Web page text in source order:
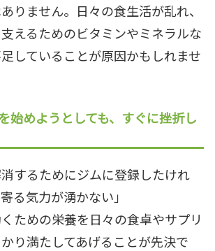
りません。日々の食生活が乱れ、
えるためのビタミンやミネラルな
していることが原因かもしれませ
始めようとしても、すぐに挫折し
消するためにジムに登録したけれ
る気力が湧かない」
ための栄養を日々の食卓やサプリ
り満たしてあげることが先決で